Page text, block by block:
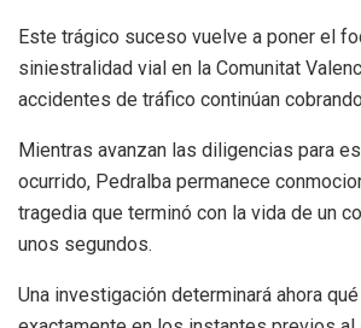
Este trágico suceso vuelve a poner el
siniestralidad vial en la Comunitat
accidentes de tráfico continúan
Mientras avanzan las diligencias para
ocurrido, Pedralba permanece
tragedia que terminó con la vida de un
unos segundos.
Una investigación determinará ahora